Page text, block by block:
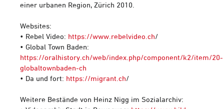
einer urbanen Region, Zürich 2010.
Websites:
• Rebel Video: https://www.rebelvideo.ch/
• Global Town Baden:
https://oralhistory.ch/web/index.php/component/k2/item/20-
globaltownbaden-ch
• Da und fort: https://migrant.ch/
Weitere Bestände von Heinz Nigg im Sozialarchiv: